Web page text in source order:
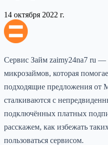
14 октября 2022 г.
Сервис Займ zaimy24na7 ru —
микрозаймов, которая
подходящие предложения
сталкиваются с
подключённых платных
расскажем, как избежать
пользоваться сервисом.